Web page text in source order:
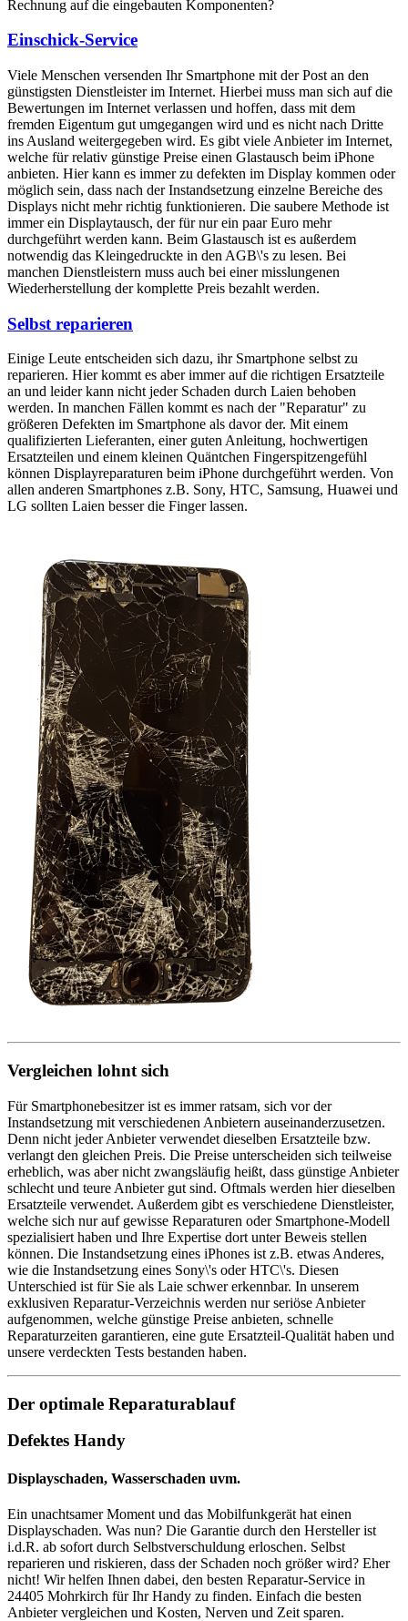
Rechnung auf die eingebauten Komponenten?
Einschick-Service
Viele Menschen versenden Ihr Smartphone mit der Post an den
günstigsten Dienstleister im Internet. Hierbei muss man sich auf die
Bewertungen im Internet verlassen und hoffen, dass mit dem
fremden Eigentum gut umgegangen wird und es nicht nach Dritte
ins Ausland weitergegeben wird. Es gibt viele Anbieter im Internet,
welche für relativ günstige Preise einen Glastausch beim iPhone
anbieten. Hier kann es immer zu defekten im Display kommen oder
möglich sein, dass nach der Instandsetzung einzelne Bereiche des
Displays nicht mehr richtig funktionieren. Die saubere Methode ist
immer ein Displaytausch, der für nur ein paar Euro mehr
durchgeführt werden kann. Beim Glastausch ist es außerdem
notwendig das Kleingedruckte in den AGB\'s zu lesen. Bei
manchen Dienstleistern muss auch bei einer misslungenen
Wiederherstellung der komplette Preis bezahlt werden.
Selbst reparieren
Einige Leute entscheiden sich dazu, ihr Smartphone selbst zu
reparieren. Hier kommt es aber immer auf die richtigen Ersatzteile
an und leider kann nicht jeder Schaden durch Laien behoben
werden. In manchen Fällen kommt es nach der "Reparatur" zu
größeren Defekten im Smartphone als davor der. Mit einem
qualifizierten Lieferanten, einer guten Anleitung, hochwertigen
Ersatzteilen und einem kleinen Quäntchen Fingerspitzengefühl
können Displayreparaturen beim iPhone durchgeführt werden. Von
allen anderen Smartphones z.B. Sony, HTC, Samsung, Huawei und
LG sollten Laien besser die Finger lassen.
Vergleichen lohnt sich
Für Smartphonebesitzer ist es immer ratsam, sich vor der
Instandsetzung mit verschiedenen Anbietern auseinanderzusetzen.
Denn nicht jeder Anbieter verwendet dieselben Ersatzteile bzw.
verlangt den gleichen Preis. Die Preise unterscheiden sich teilweise
erheblich, was aber nicht zwangsläufig heißt, dass günstige Anbieter
schlecht und teure Anbieter gut sind. Oftmals werden hier dieselben
Ersatzteile verwendet. Außerdem gibt es verschiedene Dienstleister,
welche sich nur auf gewisse Reparaturen oder Smartphone-Modell
spezialisiert haben und Ihre Expertise dort unter Beweis stellen
können. Die Instandsetzung eines iPhones ist z.B. etwas Anderes,
wie die Instandsetzung eines Sony\'s oder HTC\'s. Diesen
Unterschied ist für Sie als Laie schwer erkennbar. In unserem
exklusiven Reparatur-Verzeichnis werden nur seriöse Anbieter
aufgenommen, welche günstige Preise anbieten, schnelle
Reparaturzeiten garantieren, eine gute Ersatzteil-Qualität haben und
unsere verdeckten Tests bestanden haben.
Der optimale Reparaturablauf
Defektes Handy
Displayschaden, Wasserschaden uvm.
Ein unachtsamer Moment und das Mobilfunkgerät hat einen
Displayschaden. Was nun? Die Garantie durch den Hersteller ist
i.d.R. ab sofort durch Selbstverschuldung erloschen. Selbst
reparieren und riskieren, dass der Schaden noch größer wird? Eher
nicht! Wir helfen Ihnen dabei, den besten Reparatur-Service in
24405 Mohrkirch für Ihr Handy zu finden. Einfach die besten
Anbieter vergleichen und Kosten, Nerven und Zeit sparen.